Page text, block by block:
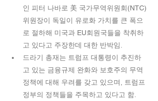
인 피터 나바로 美 국가무역위원회(NTC)
위원장이 독일이 유로화 가치를 큰 폭으
로 절하해 미국과 EU회원국들을 착취하
고 있다고 주장한데 대한 반박임.
드라기 총재는 트럼프 대통령이 추진하
고 있는 금융규제 완화와 보호주의 무역
정책에 대해 우려를 갖고 있으며, 트럼프
정부의 정책들을 주목하고 있다고 함.